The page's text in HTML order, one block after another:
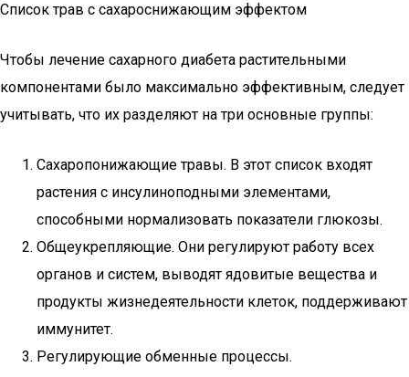
Список трав с сахароснижающим эффектом
Чтобы лечение сахарного диабета растительными
компонентами было максимально эффективным, следует
учитывать, что их разделяют на три основные группы:
Сахаропонижающие травы. В этот список входят
растения с инсулиноподными элементами,
способными нормализовать показатели глюкозы.
Общеукрепляющие. Они регулируют работу всех
органов и систем, выводят ядовитые вещества и
продукты жизнедеятельности клеток, поддерживают
иммунитет.
Регулирующие обменные процессы.